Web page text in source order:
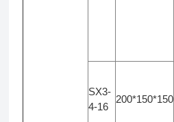
SX3-
4-16
200*150*150